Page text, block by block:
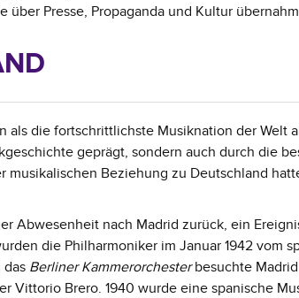
Presse, Propaganda und Kultur
die fortschrittlichste Musiknation der Welt
geprägt, sondern auch durch die
Beziehung zu Deutschland
Abwesenheit nach Madrid zurück, ein
die Philharmoniker im Januar 1942 vom
das Berliner Kammerorchesterbesuchte Madrid
Vittorio Brero. 1940 wurde eine spanische